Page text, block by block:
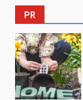
PR